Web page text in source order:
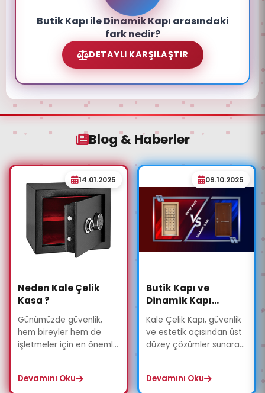
Butik Kapı ile Dinamik Kapı arasındaki
fark nedir?
DETAYLI KARŞILAŞTIR
Blog & Haberler
14.01.2025
Neden Kale Çelik
Kasa ?
Günümüzde güvenlik,
hem bireyler hem de
işletmeler için en önemli
değerli eşyal...
Devamını Oku
09.10.2025
Butik Kapı ve
Dinamik Kapı
Karşılaştırması
Kale Çelik Kapı, güvenlik
ve estetik açısından üst
düzey çözümler sunarak
Devamını Oku